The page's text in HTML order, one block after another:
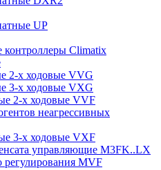
UP
Climatix
2-х ходовые VVG
3-х ходовые VХG
2-х ходовые VVF
неагрессивных
3-х ходовые VXF
управляющие M3FK..LX
MVF